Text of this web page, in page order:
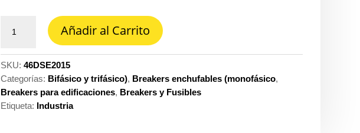
enchufable
2X15A
lx-
Legrand
dse-
Añadir al Carrito
SKU:46DSE2015
Categorías: Bifásico y trifásico), Breakers enchufables (monofásico,
Breakers para edificaciones, Breakers y Fusibles
Etiqueta: Industria